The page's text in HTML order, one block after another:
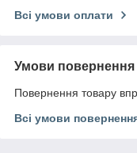
Всі умови оплати
Умови повернення
Повернення товару
Всі умови